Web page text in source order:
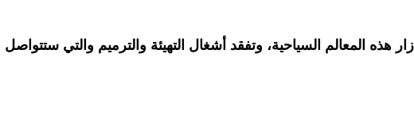
هذه المعالم السياحية، وتفقد أشغال التهيئة والترميم والتي